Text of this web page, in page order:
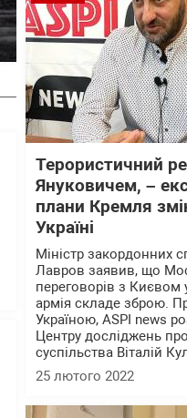
Терористичний
Януковичем, –
плани Кремля
Україні
Міністр закордонних
Лавров заявив, що
переговорів з Києвом
армія складе зброю.
Україною, ASPI news
Центру досліджень
суспільства Віталій
25 лютого 2022